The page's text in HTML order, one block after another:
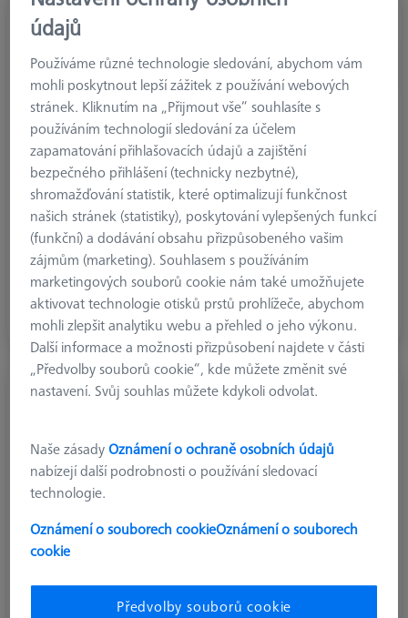
Palety a držáky palet
Palety a držáky palet
údajů
Používáme různé technologie sledování, abychom vám
mohli poskytnout lepší zážitek z používání webových
stránek. Kliknutím na „Přijmout vše“ souhlasíte s
používáním technologií sledování za účelem
zapamatování přihlašovacích údajů a zajištění
bezpečného přihlášení (technicky nezbytné),
shromažďování statistik, které optimalizují funkčnost
našich stránek (statistiky), poskytování vylepšených funkcí
(funkční) a dodávání obsahu přizpůsobeného vašim
zájmům (marketing). Souhlasem s používáním
marketingových souborů cookie nám také umožňujete
aktivovat technologie otisků prstů prohlížeče, abychom
mohli zlepšit analytiku webu a přehled o jeho výkonu.
Další informace a možnosti přizpůsobení najdete v části
„Předvolby souborů cookie“, kde můžete změnit své
nastavení. Svůj souhlas můžete kdykoli odvolat.
Naše zásadyOznámení o ochraně osobních údajů
nabízejí další podrobnosti o používání sledovací
technologie.
Oznámení o souborech cookieOznámení o souborech
cookie
Předvolby souborů cookie